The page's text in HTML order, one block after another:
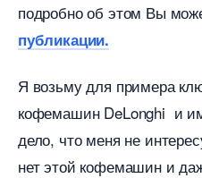
подробно об этом Вы
публикации.
Я возьму для примера
кофемашин DeLonghi и
дело, что меня не
нет этой кофемашин и